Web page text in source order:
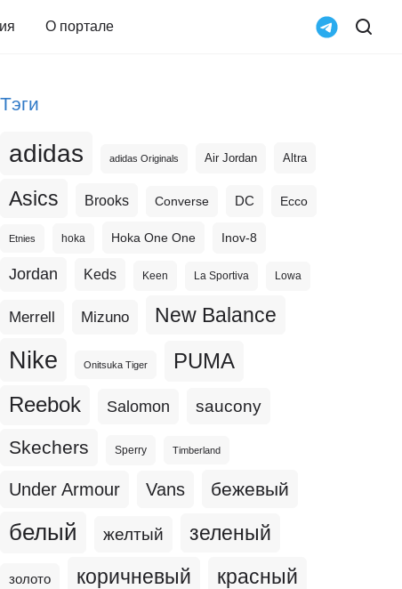
О портале
Тэги
adidas adidas Originals Air Jordan Altra
Asics Brooks Converse DC Ecco
Etnies hoka Hoka One One Inov-8
Jordan Keds Keen La Sportiva Lowa
Merrell Mizuno New Balance
Nike Onitsuka Tiger PUMA
Reebok Salomon saucony
Skechers Sperry Timberland
Under Armour Vans бежевый
белый желтый зеленый
золото коричневый красный